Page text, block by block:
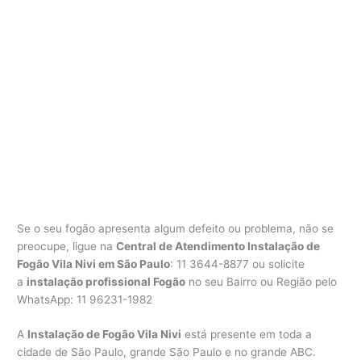
Se o seu fogão apresenta algum defeito ou problema, não se
preocupe, ligue naCentral de Atendimento Instalação de
Fogão Vila Nivi em São Paulo: 11 3644-8877 ou solicite
a instalação profissional Fogão no seu Bairro ou Região pelo
WhatsApp: 11 96231-1982
A Instalação de Fogão Vila Nivi está presente em toda a
cidade de São Paulo, grande São Paulo e no grande ABC.